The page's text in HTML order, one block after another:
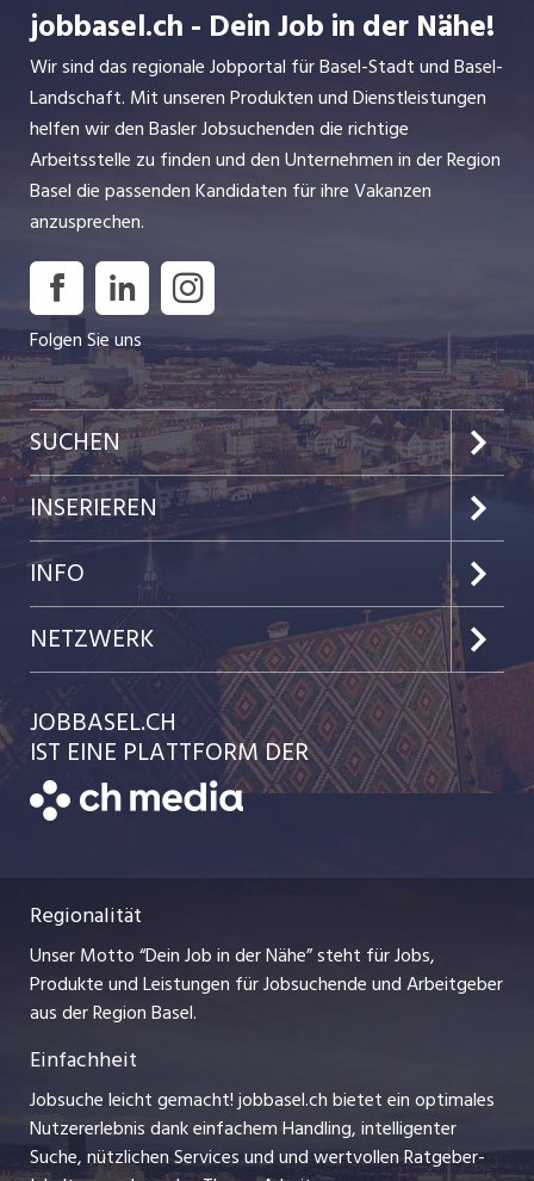
jobbasel.ch - Dein Job in der Nähe!
Wir sind das regionale Jobportal für Basel-Stadt und Basel-
Landschaft. Mit unseren Produkten und Dienstleistungen
helfen wir den Basler Jobsuchenden die richtige
Arbeitsstelle zu finden und den Unternehmen in der Region
Basel die passenden Kandidaten für ihre Vakanzen
anzusprechen.
Folgen Sie uns
SUCHEN
Jobs im Kanton Basel-Stadt
Jobs im Kanton Baselland
Jobs in der Stadt Basel
Jobs in der Stadt Liestal
Festanstellungen
Temporäre Jobs
Lehrstellen
Ferienjobs
Management / Kader-Jobs
Arbeitgeber
INSERIEREN
Preise & Leistungen
Kundenlogin
Einzelinserat disponieren
Schnittstelle
INFO
Team
AGB
Datenschutzerklärung
Impressum
Stellenmeldepflicht
Bewerber-Cockpit
NETZWERK
jobbern.ch
zentraljob.ch
myjob.ch
jobzüri.ch
ajourjob.ch
bzbasel.ch
JOBBASEL.CH
IST EINE PLATTFORM DER
Regionalität
Unser Motto “Dein Job in der Nähe” steht für Jobs,
Produkte und Leistungen für Jobsuchende und Arbeitgeber
aus der Region Basel.
Einfachheit
Jobsuche leicht gemacht! jobbasel.ch bietet ein optimales
Nutzererlebnis dank einfachem Handling, intelligenter
Suche, nützlichen Services und und wertvollen Ratgeber-